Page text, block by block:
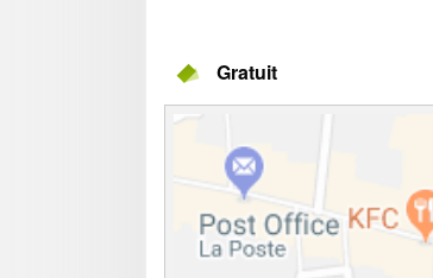
Gratuit